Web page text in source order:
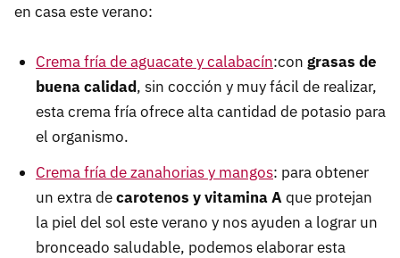
en casa este verano:
Crema fría de aguacate y calabacín:con grasas de
buena calidad, sin cocción y muy fácil de realizar,
esta crema fría ofrece alta cantidad de potasio para
el organismo.
Crema fría de zanahorias y mangos: para obtener
un extra decarotenos y vitamina Aque protejan
la piel del sol este verano y nos ayuden a lograr un
bronceado saludable, podemos elaborar esta